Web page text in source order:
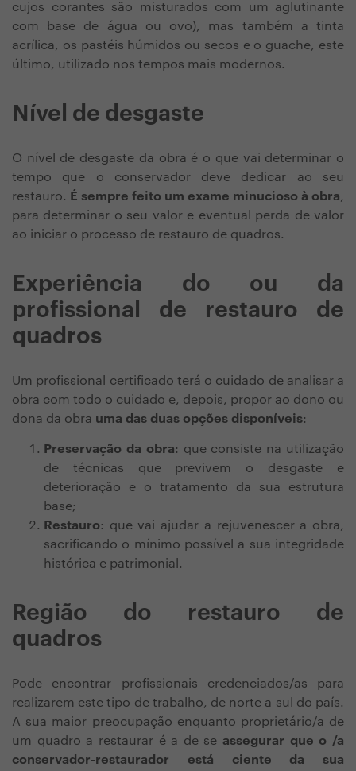
cujos corantes são misturados com um aglutinante
com base de água ou ovo), mas também a tinta
acrílica, os pastéis húmidos ou secos e o guache, este
último, utilizado nos tempos mais modernos.
Nível de desgaste
O nível de desgaste da obra é o que vai determinar o
tempo que o conservador deve dedicar ao seu
restauro.
É sempre feito um exame minucioso à obra,
para determinar o seu valor e eventual perda de valor
ao iniciar o processo de restauro de quadros.
Experiência do ou da
profissional de restauro de
quadros
Um profissional certificado terá o cuidado de analisar a
obra com todo o cuidado e, depois, propor ao dono ou
dona da obra uma das duas opções disponíveis:
Preservação da obra: que consiste na utilização
de técnicas que previvem o desgaste e
deterioração e o tratamento da sua estrutura
base;
Restauro: que vai ajudar a rejuvenescer a obra,
sacrificando o mínimo possível a sua integridade
histórica e patrimonial.
Região do restauro de
quadros
Pode encontrar profissionais credenciados/as para
realizarem este tipo de trabalho, de norte a sul do país.
A sua maior preocupação enquanto proprietário/a de
um quadro a restaurar é a de se assegurar que o /a
conservador-restaurador está ciente da sua